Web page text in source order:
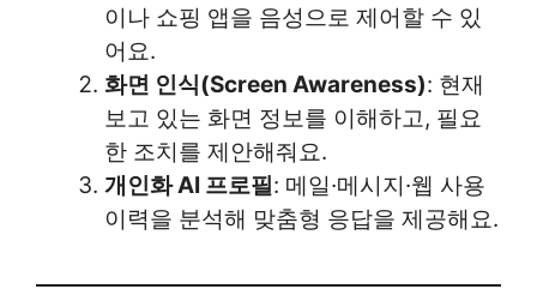
이나 쇼핑 앱을 음성으로 제어할 수 있
어요.
화면 인식(Screen Awareness): 현재
보고 있는 화면 정보를 이해하고, 필요
한 조치를 제안해줘요.
개인화 AI 프로필: 메일·메시지·웹 사용
이력을 분석해 맞춤형 응답을 제공해요.